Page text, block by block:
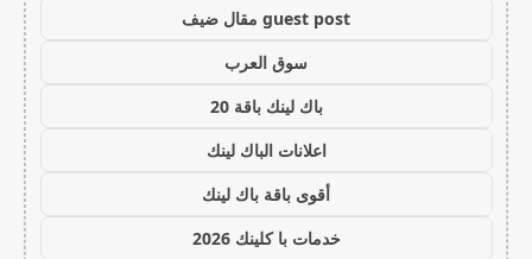
guest post مقال ضيف
سوق العرب
باك لينك باقة 20
اعلانات الباك لينك
أقوى باقة باك لينك
خدمات با كلينك 2026